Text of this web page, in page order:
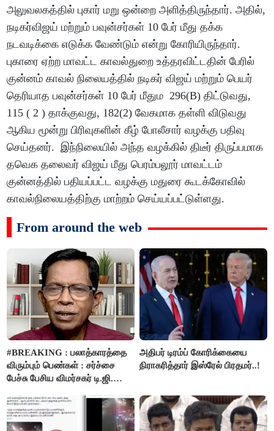
அலுவலகத்தில் புகார் மறு ஒன்றை அளித்திருந்தார். அதில்,
நடிகர்விஜய் மற்றும் பவுன்சர்கள் 10 பேர் மீது தக்க
நடவடிக்கை எடுக்க வேண்டும் என்று கோரியிருந்தார்.
புகாரை ஏற்ற மாவட்ட காவல்துறை உத்தரவிட்டதின் பேரில்
குன்னம் காவல் நிலையத்தில் நடிகர் விஜய் மற்றும் பெயர்
தெரியாத பவுன்சர்கள் 10 பேர் மீதும 296(B) திட்டுவது,
115 ( 2 ) தாக்குவது, 182(2) வேகமாக தள்ளி விடுவது
ஆகிய மூன்று பிரிவுகளின் கீழ் போலீசார் வழக்கு பதிவு
செய்தனர். இந்நிலையில் அந்த வழக்கில் திடீர் திருப்பமாக
தவெக தலைவர் விஜய் மீது பெரம்பலூர் மாவட்டம்
குன்னத்தில் பதியப்பட்ட வழக்கு மதுரை கூடக்கோவில்
காவல்நிலையத்திற்கு மாற்றம் செய்யப்பட்டுள்ளது.
From around the web
#BREAKING : பலாத்காரத்தை
விரும்பும் பெண்கள் : சர்ச்சை
பேச்சு பேசிய விமர்சகர் டி.ஜி.
அதிபர் டிரம்ப் கோரிக்கையை
நிராகரித்தார் இஸ்ரேல் பிரதமர்..!